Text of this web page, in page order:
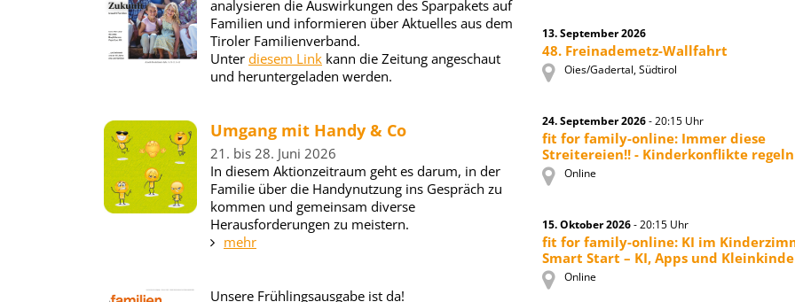
analysieren die Auswirkungen des Sparpakets auf
Familien und informieren über Aktuelles aus dem
Tiroler Familienverband.
Unter diesem Link kann die Zeitung angeschaut
und heruntergeladen werden.
Umgang mit Handy & Co
21. bis 28. Juni 2026
In diesem Aktionzeitraum geht es darum, in der
Familie über die Handynutzung ins Gespräch zu
kommen und gemeinsam diverse
Herausforderungen zu meistern.
mehr
Unsere Frühlingsausgabe ist da!
13. September 2026
48. Freinademetz-Wallfahrt
Oies/Gadertal, Südtirol
24. September 2026- 20:15 Uhr
fit for family-online: Immer diese
Streitereien!! - Kinderkonflikte regeln
Online
15. Oktober 2026- 20:15 Uhr
fit for family-online: KI im
Smart Start – KI, Apps und
Online